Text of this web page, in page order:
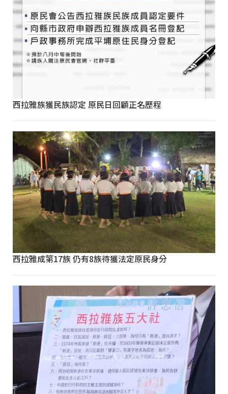
西拉雅族獲民族認定 原民日回顧正名歷程
西拉雅成第17族 仍有8族待獲法定原民身分